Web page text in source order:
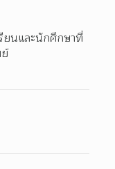
ยนและนักศึกษาที่